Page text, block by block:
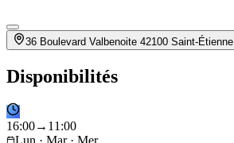
36 Boulevard Valbenoite 42100 Saint-Étienne
Disponibilités
16:00→ 11:00